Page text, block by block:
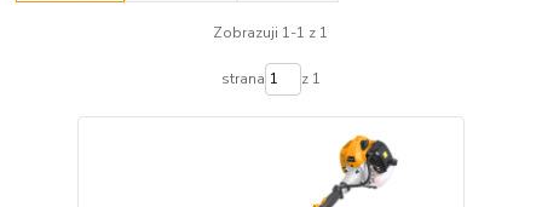
Zobrazuji 1-1 z 1
strana z 1